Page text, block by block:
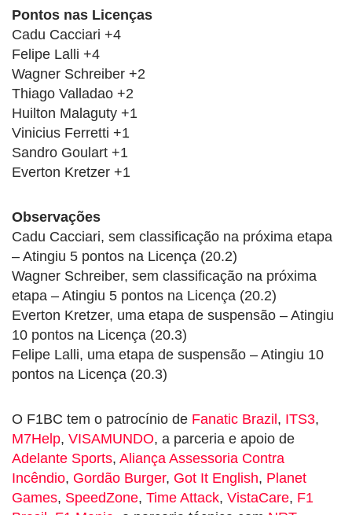
Pontos nas Licenças
Cadu Cacciari +4
Felipe Lalli +4
Wagner Schreiber +2
Thiago Valladao +2
Huilton Malaguty +1
Vinicius Ferretti +1
Sandro Goulart +1
Everton Kretzer +1
Observações
Cadu Cacciari, sem classificação na próxima etapa
– Atingiu 5 pontos na Licença (20.2)
Wagner Schreiber, sem classificação na próxima
etapa – Atingiu 5 pontos na Licença (20.2)
Everton Kretzer, uma etapa de suspensão – Atingiu
10 pontos na Licença (20.3)
Felipe Lalli, uma etapa de suspensão – Atingiu 10
pontos na Licença (20.3)
O F1BC tem o patrocínio de Fanatic Brazil, ITS3,
M7Help, VISAMUNDO, a parceria e apoio de
Adelante Sports, Aliança Assessoria Contra
Incêndio, Gordão Burger, Got It English, Planet
Games, SpeedZone, Time Attack, VistaCare, F1